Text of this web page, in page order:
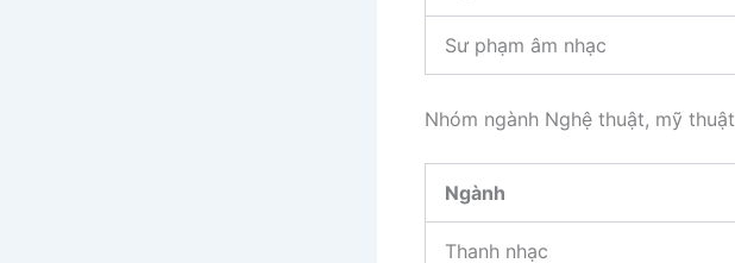
Sư phạm âm nhạc
Nhóm ngành Nghệ thuật, mỹ thuật
Ngành
Thanh nhạc